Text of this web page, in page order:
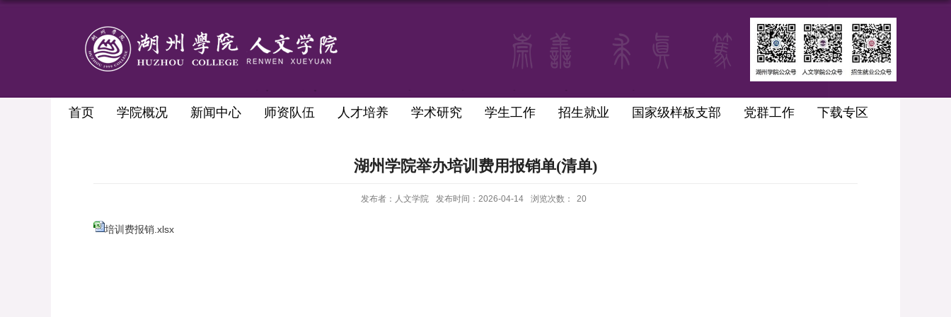
首页 学院概况 新闻中心 师资队伍 人才培养 学术研究 学生工作 招生就业 国家级样板支部 党群工作 下载专区
湖州学院举办培训费用报销单(清单)
发布者：人文学院 发布时间：2026-04-14 浏览次数： 20
培训费报销.xlsx